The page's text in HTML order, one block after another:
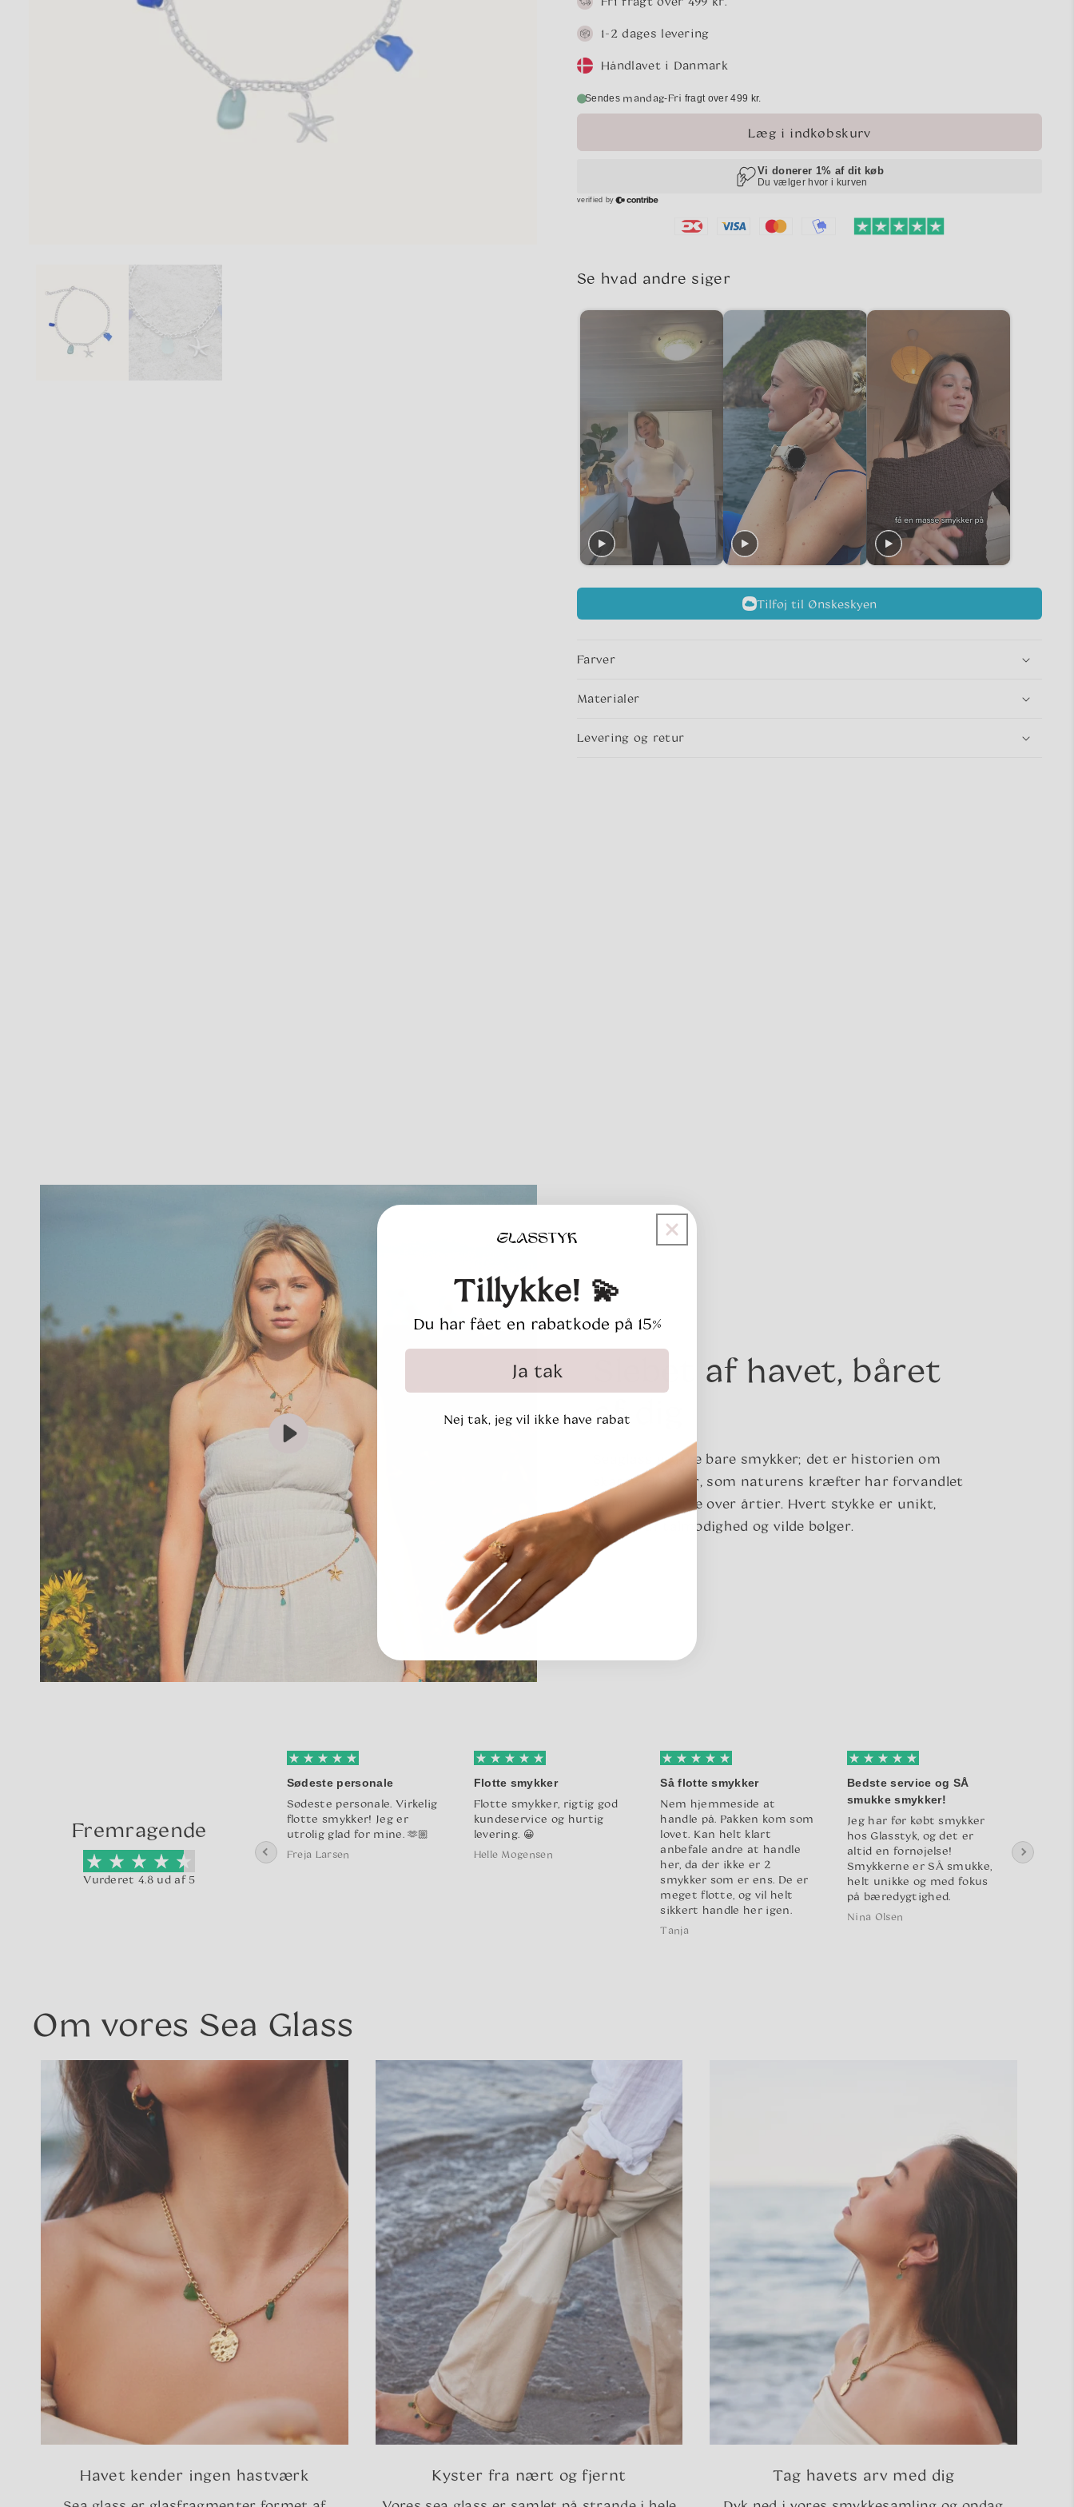
1-2 dages levering
Håndlavet i Danmark
Sendes mandag-Fri fragt over 499 kr.
Læg i indkøbskurv
Se hvad andre siger
Tilføj til Ønskeskyen
Farver
Materialer
Levering og retur
Slebet af havet, båret
af dig
Seaglass er ikke bare smykker; det er historien om
skarpe glasskår, som naturens kræfter har forvandlet
til matte skatte over årtier. Hvert stykke er unikt,
formet af tålmodighed og vilde bølger.
Fremragende
Vurderet 4.8 ud af 5
som det skulle være, og så
kom smykket i en hyggelig
indpakning, hvilket jo bare
er et plus.
Laura Mikkelsen
Sødeste personale
Sødeste personale. Virkelig
flotte smykker! Jeg er
utrolig glad for mine. 🫶🏼
Freja Larsen
Flotte smykker
Flotte smykker, rigtig god
kundeservice og hurtig
levering. 😀
Helle Mogensen
Så flotte smykker
Nem hjemmeside at
handle på. Pakken kom som
lovet. Kan helt klart
anbefale andre at handle
her, da der ikke er 2
smykker som er ens. De er
meget flotte, og vil helt
sikkert handle her igen.
Tanja
Bedste service og SÅ
smukke smykker!
Jeg har før købt smykker
hos Glasstyk, og det er
altid en fornøjelse!
Smykkerne er SÅ smukke,
helt unikke og med fokus
på bæredygtighed.
Nina Olsen
var fejl
Om vores Sea Glass
Havet kender ingen hastværk Kyster fra nært og fjernt Tag havets arv med dig
Tillykke! 💫
Du har fået en rabatkode på 15%
Ja tak
Nej tak, jeg vil ikke have rabat